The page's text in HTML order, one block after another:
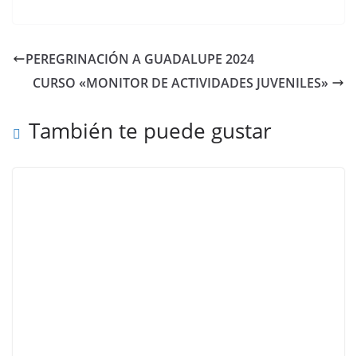
PEREGRINACIÓN A GUADALUPE 2024
CURSO «MONITOR DE ACTIVIDADES JUVENILES»
También te puede gustar